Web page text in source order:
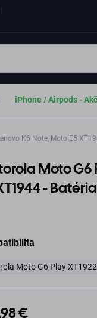
iPhone / Airpods -
K6 Note, Moto E5
Moto G6
-
Moto G6 Play XT1922
€